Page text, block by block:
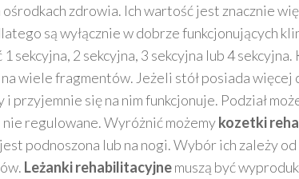
zdrowia. Ich wartość jest znacznie
są wyłącznie w dobrze funkcjonujących
1 sekcyjna, 2 sekcyjna, 3 sekcyjna lub 4 sekcyjna.
wiele fragmentów. Jeżeli stół posiada więcej
przyjemnie się na nim funkcjonuje. Podział
nie regulowane. Wyróżnić możemykozetki
podnoszona lub na nogi. Wybór ich zależy od
Leżanki rehabilitacyjnemuszą być